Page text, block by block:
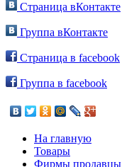
Страница вКонтакте
Группа вКонтакте
Страница в facebook
Группа в facebook
На главную
Товары
Фирмы продавцы